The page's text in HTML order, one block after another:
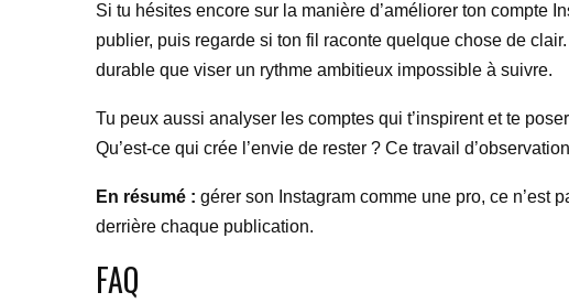
Si tu hésites encore sur la manière d’améliorer ton compte
publier, puis regarde si ton fil raconte quelque chose de
durable que viser un rythme ambitieux impossible à suivre.
Tu peux aussi analyser les comptes qui t’inspirent et te
Qu’est-ce qui crée l’envie de rester ? Ce travail
En résumé : gérer son Instagram comme une pro, ce n’est
derrière chaque publication.
FAQ